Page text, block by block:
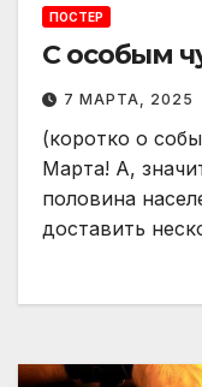
ПОСТЕР
С особым
7 МАРТА, 2025
(коротко о
Марта! А,
половина
доставить